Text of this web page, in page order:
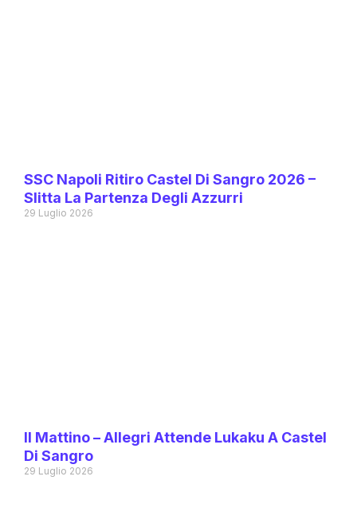
SSC Napoli Ritiro Castel Di Sangro 2026 –
Slitta La Partenza Degli Azzurri
29 Luglio 2026
Il Mattino – Allegri Attende Lukaku A Castel
Di Sangro
29 Luglio 2026